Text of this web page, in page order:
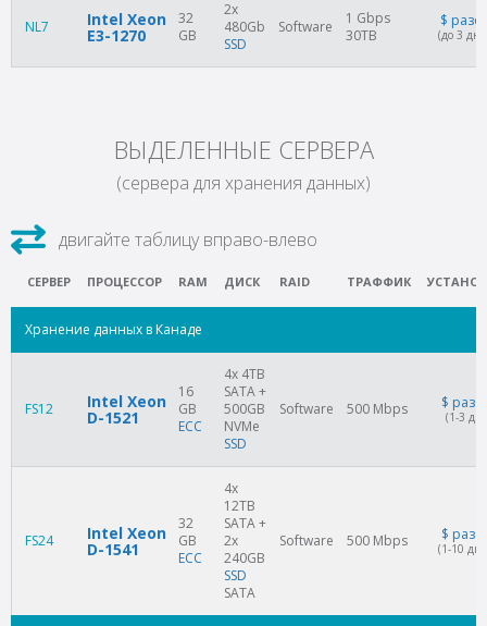
NL7 Intel Xeon
E3-1270
32
GB
2x
480Gb
SSD
Software
1 Gbps
30TB
$
(до 3
ВЫДЕЛЕННЫЕ СЕРВЕРА
(сервера для хранения данных)
СЕРВЕР ПРОЦЕССОР RAM ДИСК RAID ТРАФФИК
Хранение данных в Канаде
FS12 Intel Xeon
D-1521
16
GB
ECC
4x 4TB
SATA +
500GB
NVMe
SSD
Software 500 Mbps $
(1-3
FS24 Intel Xeon
D-1541
32
GB
ECC
4x
12TB
SATA +
2x
240GB
SSD
SATA
Software 500 Mbps $
(1-10